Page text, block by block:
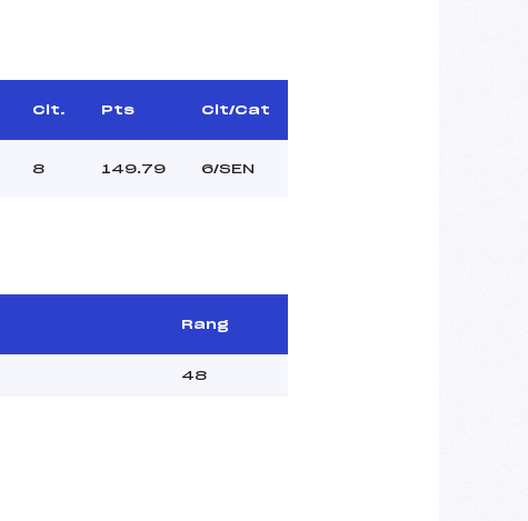
Clt. Pts Clt/Cat
8 149.79 6/SEN
Rang
48